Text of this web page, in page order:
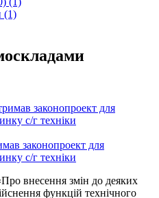
(1)
законопроект для
с/г техніки
внесення змін до деяких
функцій технічного